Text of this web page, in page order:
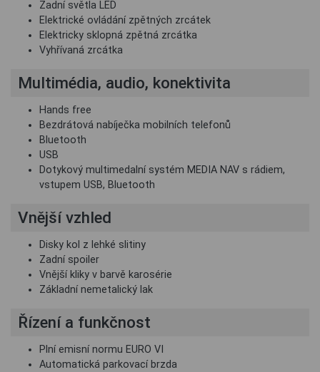
Zadní světla LED
Elektrické ovládání zpětných zrcátek
Elektricky sklopná zpětná zrcátka
Vyhřívaná zrcátka
Multimédia, audio, konektivita
Hands free
Bezdrátová nabíječka mobilních telefonů
Bluetooth
USB
Dotykový multimedalní systém MEDIA NAV s rádiem,
vstupem USB, Bluetooth
Vnější vzhled
Disky kol z lehké slitiny
Zadní spoiler
Vnější kliky v barvě karosérie
Základní nemetalický lak
Řízení a funkčnost
Plní emisní normu EURO VI
Automatická parkovací brzda